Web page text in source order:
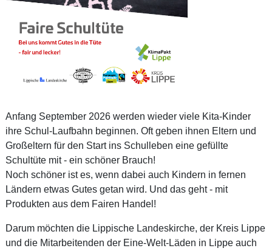
Anfang September 2026 werden wieder viele Kita-Kinder
ihre Schul-Laufbahn beginnen. Oft geben ihnen Eltern und
Großeltern für den Start ins Schulleben eine gefüllte
Schultüte mit - ein schöner Brauch!
Noch schöner ist es, wenn dabei auch Kindern in fernen
Ländern etwas Gutes getan wird. Und das geht - mit
Produkten aus dem Fairen Handel!
Darum möchten die Lippische Landeskirche, der Kreis Lippe
und die Mitarbeitenden der Eine-Welt-Läden in Lippe auch